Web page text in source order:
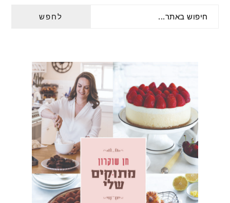
SIDEBAR